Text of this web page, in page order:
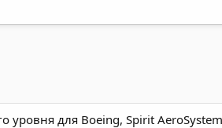
для Boeing, Spirit